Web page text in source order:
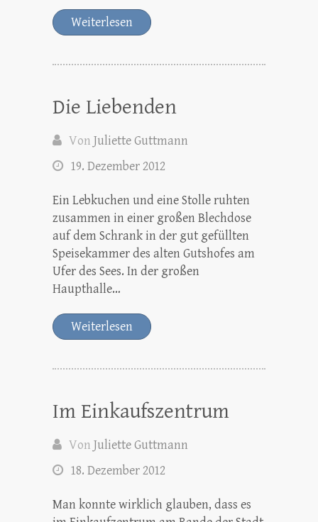
Weiterlesen
Die Liebenden
Von Juliette Guttmann
19. Dezember 2012
Ein Lebkuchen und eine Stolle ruhten
zusammen in einer großen Blechdose
auf dem Schrank in der gut gefüllten
Speisekammer des alten Gutshofes am
Ufer des Sees. In der großen
Haupthalle…
Weiterlesen
Im Einkaufszentrum
Von Juliette Guttmann
18. Dezember 2012
Man konnte wirklich glauben, dass es